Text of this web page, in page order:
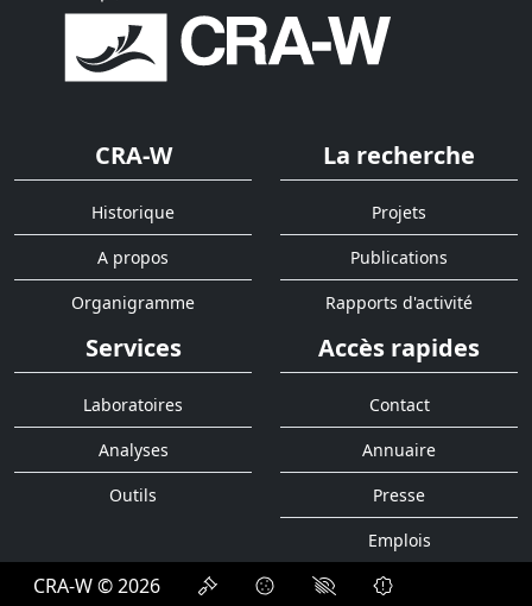
CRA-W
Historique
A propos
Organigramme
La recherche
Projets
Publications
Rapports d'activité
Services
Laboratoires
Analyses
Outils
Accès rapides
Contact
Annuaire
Presse
Emplois
CRA-W © 2026